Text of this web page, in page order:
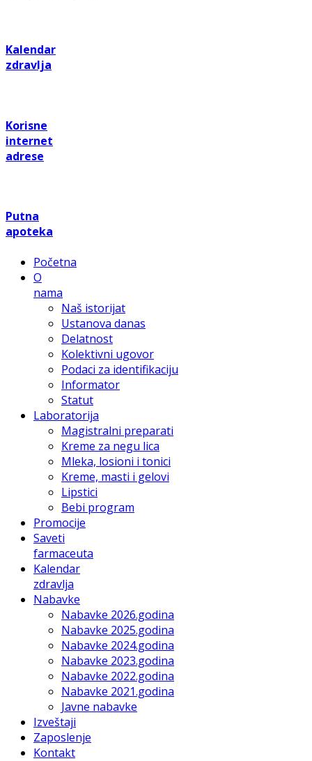
Kalendar
zdravlja
Korisne
internet
adrese
Putna
apoteka
Početna
O
nama
Naš istorijat
Ustanova danas
Delatnost
Kolektivni ugovor
Podaci za identifikaciju
Informator
Statut
Laboratorija
Magistralni preparati
Kreme za negu lica
Mleka, losioni i tonici
Kreme, masti i gelovi
Lipstici
Bebi program
Promocije
Saveti
farmaceuta
Kalendar
zdravlja
Nabavke
Nabavke 2026.godina
Nabavke 2025.godina
Nabavke 2024.godina
Nabavke 2023.godina
Nabavke 2022.godina
Nabavke 2021.godina
Javne nabavke
Izveštaji
Zaposlenje
Kontakt